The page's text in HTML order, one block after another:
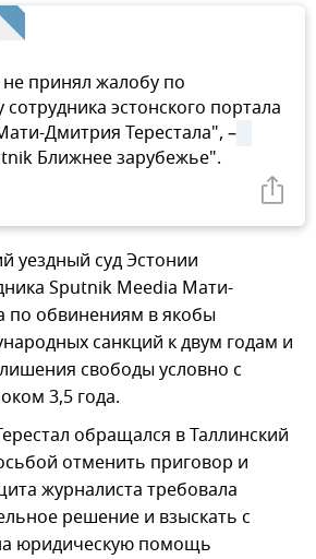
не принял жалобу по
эстонского портала
Дмитрия Терестала", –
Ближнее зарубежье".
уездный суд Эстонии
Sputnik Meedia Мати-
по обвинениям в якобы
санкций к двум годам и
свободы условно с
3,5 года.
обращался в Таллинский
отменить приговор и
журналиста требовала
решение и взыскать с
юридическую помощь